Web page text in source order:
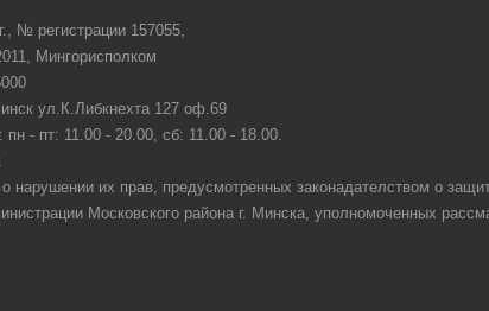
№ регистрации 157055,
Мингорисполком
ул.К.Либкнехта 127 оф.69
- пт: 11.00 - 20.00, сб: 11.00 - 18.00.
нарушении их прав, предусмотренных законадателством о
Московского района г. Минска, уполномоченных